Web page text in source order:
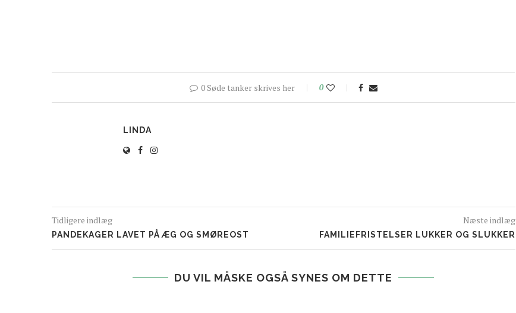
0 Søde tanker skrives her 0
LINDA
Tidligere indlæg
PANDEKAGER LAVET PÅ ÆG OG SMØREOST
Næste indlæg
FAMILIEFRISTELSER LUKKER OG SLUKKER
DU VIL MÅSKE OGSÅ SYNES OM DETTE